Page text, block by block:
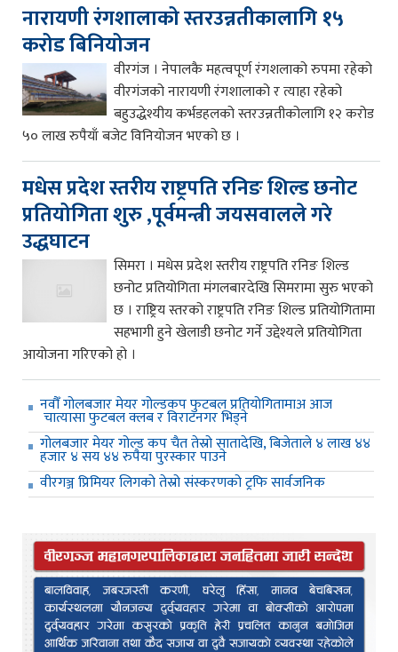
नारायणी रंगशालाको स्तरउन्नतीकालागि १५
करोड बिनियोजन
वीरगंज । नेपालकै महत्वपूर्ण रंगशलाको रुपमा रहेको
वीरगंजको नारायणी रंगशालाको र त्याहा रहेको
बहुउद्धेश्यीय कर्भडहलको स्तरउन्नतीकोलागि १२ करोड
५० लाख रुपैयाँ बजेट विनियोजन भएको छ ।
मधेस प्रदेश स्तरीय राष्ट्रपति रनिङ शिल्ड छनोट
प्रतियोगिता शुरु ,पूर्वमन्त्री जयसवालले गरे
उद्धघाटन
सिमरा । मधेस प्रदेश स्तरीय राष्ट्रपति रनिङ शिल्ड
छनोट प्रतियोगिता मंगलबारदेखि सिमरामा सुरु भएको
छ । राष्ट्रिय स्तरको राष्ट्रपति रनिङ शिल्ड प्रतियोगितामा
सहभागी हुने खेलाडी छनोट गर्ने उद्देश्यले प्रतियोगिता
आयोजना गरिएको हो ।
नवौँ गोलबजार मेयर गोल्डकप फुटबल प्रतियोगितामाअ आज
चात्यासा फुटबल क्लब र विराटनगर भिड्ने
गोलबजार मेयर गोल्ड कप चैत तेस्रो सातादेखि, बिजेताले ४ लाख ४४
हजार ४ सय ४४ रुपैया पुरस्कार पाउने
वीरगञ्ज प्रिमियर लिगको तेस्रो संस्करणको ट्रफि सार्वजनिक